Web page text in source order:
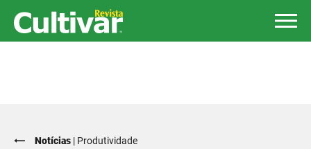
Notícias | Produtividade